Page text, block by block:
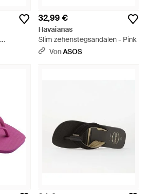
32,99 €
Havaianas
Slim zehenstegsandalen - Pink
VonASOS